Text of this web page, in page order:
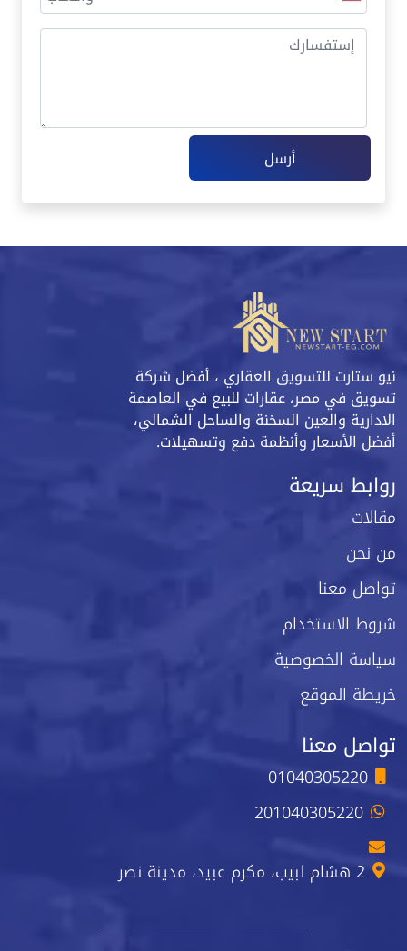
أرسل
نيو ستارت للتسويق العقاري ، أفضل شركة
تسويق في مصر، عقارات للبيع في العاصمة
الادارية والعين السخنة والساحل الشمالي،
أفضل الأسعار وأنظمة دفع وتسهيلات.
روابط سريعة
مقالات
من نحن
تواصل معنا
شروط الاستخدام
سياسة الخصوصية
خريطة الموقع
تواصل معنا
01040305220
201040305220
2 هشام لبيب، مكرم عبيد، مدينة نصر